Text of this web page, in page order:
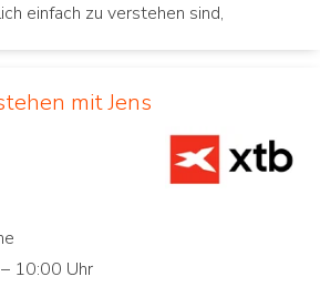
einfach zu verstehen sind,
mit Jens